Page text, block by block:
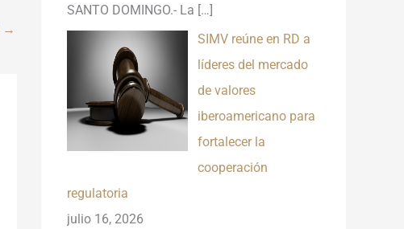
→
SANTO DOMINGO.- La […]
SIMV reúne en RD a
líderes del mercado
de valores
iberoamericano para
fortalecer la
cooperación
regulatoria
julio 16, 2026